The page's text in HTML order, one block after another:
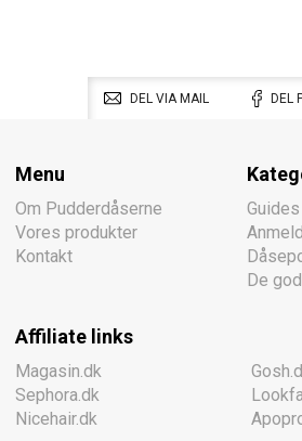
DEL VIA MAIL DEL
Menu
Om Pudderdåserne
Vores produkter
Kontakt
De
Affiliate links
Magasin.dk
Sephora.dk
Nicehair.dk